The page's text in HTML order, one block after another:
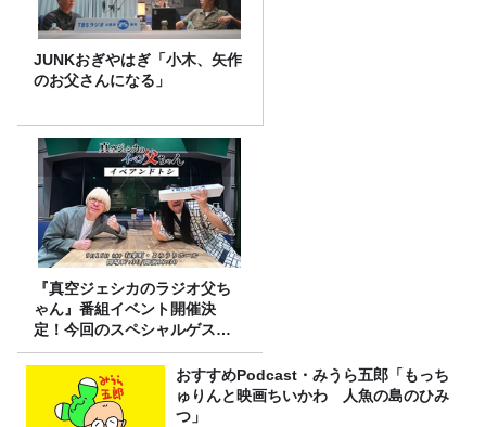
JUNKおぎやはぎ「小木、矢作
のお父さんになる」
『真空ジェシカのラジオ父ち
ゃん』番組イベント開催決
定！今回のスペシャルゲスト
は、タカアンドトシ！
おすすめPodcast・みうら五郎「もっち
ゅりんと映画ちいかわ 人魚の島のひみ
つ」